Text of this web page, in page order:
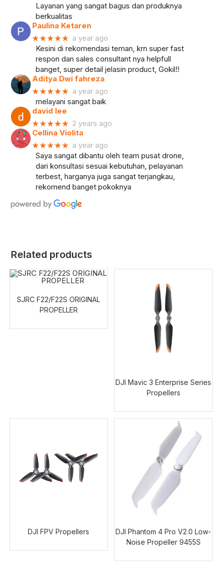
Layanan yang sangat bagus dan produknya
berkualitas
Paulina Ketaren
★★★★★ a year ago
Kesini di rekomendasi teman, krn super fast
respon dan sales consultant nya helpfull
banget, super detail jelasin product, Gokil!!
Aditya Dwi fahreza
★★★★★ a year ago
melayani sangat baik
david lee
★★★★★ 2 years ago
Cellina Violita
★★★★★ a year ago
Saya sangat dibantu oleh team pusat drone,
dari konsultasi sesuai kebutuhan, pelayanan
terbest, harganya juga sangat terjangkau,
rekomend banget pokoknya
Related products
SJRC F22/F22S ORIGINAL
PROPELLER
DJI Mavic 3 Enterprise Series
Propellers
DJI FPV Propellers
DJI Phantom 4 Pro V2.0 Low-
Noise Propeller 9455S